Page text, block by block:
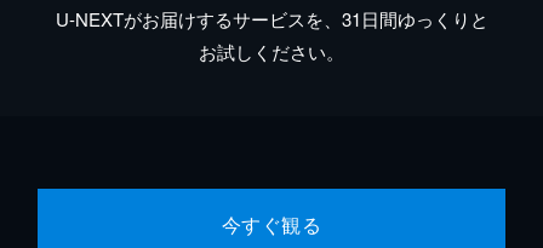
U-NEXTがお届けするサービスを、31日間ゆっくりと
お試しください。
今すぐ観る